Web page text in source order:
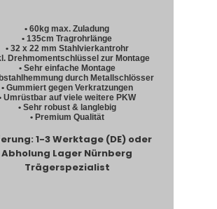
• 60kg max. Zuladung
• 135cm Tragrohrlänge
• 32 x 22 mm Stahlvierkantrohr
Drehmomentschlüssel zur Montage
• Sehr einfache Montage
durch Metallschlösser
• Gummiert gegen Verkratzungen
Umrüstbar auf viele weitere PKW
• Sehr robust & langlebig
• Premium Qualität
1-3 Werktage (DE) oder
Abholung Lager Nürnberg
Trägerspezialist